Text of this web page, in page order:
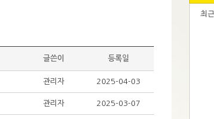
최
글쓴이 등록일
관리자 2025-04-03
관리자 2025-03-07